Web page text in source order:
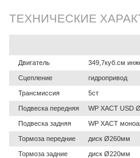
ТЕХНИЧЕСКИЕ
Двигатель
Сцепление
Трансмиссия
Подвеска передняя
Подвеска задняя
Тормоза передние
Тормоза задние
349,7куб.см
гидропривод
5ст
WP XACT USD
WP XACT
диск Ø260мм
диск Ø220мм